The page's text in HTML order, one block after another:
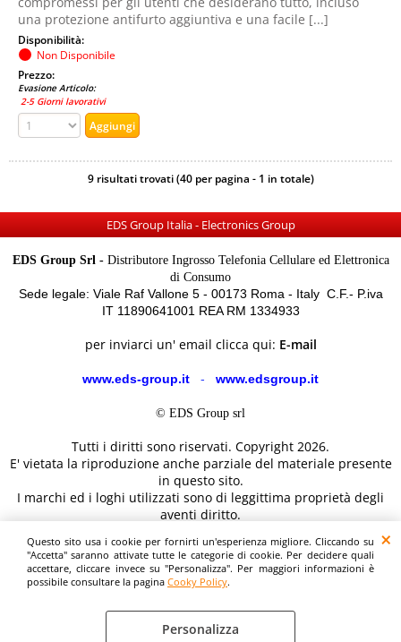
Questo sito usa i cookie per fornirti un'esperienza migliore. Cliccando su
"Accetta" saranno attivate tutte le categorie di cookie. Per decidere quali
accettare, cliccare invece su "Personalizza". Per maggiori informazioni è
possibile consultare la pagina Cooky Policy.
Personalizza
una protezione antifurto aggiuntiva e una facile [...]
Disponibilità:
Non Disponibile
Prezzo:
Evasione Articolo:
2-5 Giorni lavorativi
9 risultati trovati (40 per pagina - 1 in totale)
EDS Group Italia - Electronics Group
EDS Group Srl -Distributore Ingrosso Telefonia Cellulare ed Elettronica
di Consumo
Sede legale: Viale Raf Vallone 5 - 00173 Roma - Italy C.F.- P.iva
IT 11890641001 REA RM 1334933
per inviarci un' email clicca qui: E-mail
www.eds-group.it - www.edsgroup.it
© EDS Group srl
Tutti i diritti sono riservati. Copyright 2026.
E' vietata la riproduzione anche parziale del materiale presente
in questo sito.
I marchi ed i loghi utilizzati sono di leggittima proprietà degli
aventi diritto.
scopo illustrativo fanno fede i dettagli sul sito del costruttore.